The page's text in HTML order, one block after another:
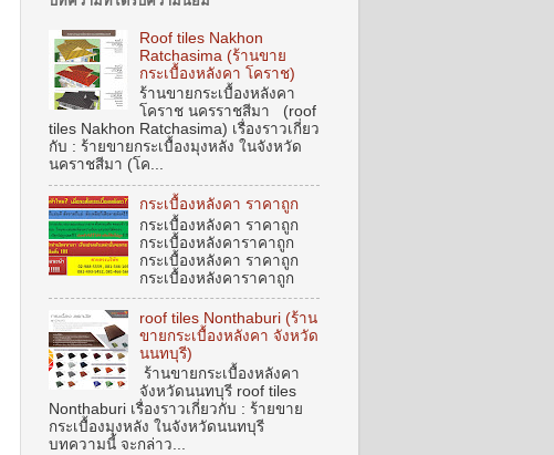
Roof tiles Nakhon
Ratchasima (ร้านขาย
กระเบื้องหลังคา โคราช)
ร้านขายกระเบื้องหลังคา
โคราช นครราชสีมา (roof
tiles Nakhon Ratchasima) เรื่องราวเกี่ยว
กับ : ร้ายขายกระเบื้องมุงหลัง ในจังหวัด
นคราชสีมา (โค...
กระเบื้องหลังคา ราคาถูก
กระเบื้องหลังคา ราคาถูก
กระเบื้องหลังคาราคาถูก
กระเบื้องหลังคา ราคาถูก
กระเบื้องหลังคาราคาถูก
roof tiles Nonthaburi (ร้าน
ขายกระเบื้องหลังคา จังหวัด
นนทบุรี)
ร้านขายกระเบื้องหลังคา
จังหวัดนนทบุรี roof tiles
Nonthaburi เรื่องราวเกี่ยวกับ : ร้ายขาย
กระเบื้องมุงหลัง ในจังหวัดนนทบุรี
บทความนี้ จะกล่าว...